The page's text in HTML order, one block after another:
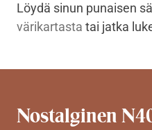
Löydä sinun punaisen
värikartasta tai jatka
Nostalginen